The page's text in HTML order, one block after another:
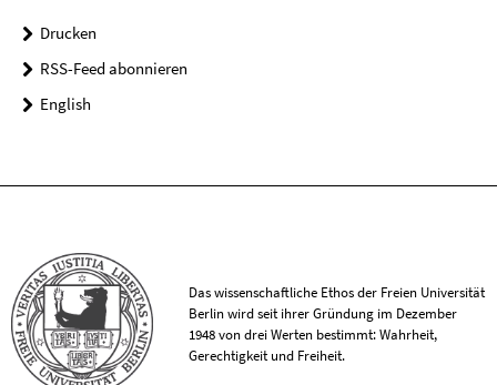
Drucken
RSS-Feed abonnieren
English
Das wissenschaftliche Ethos der Freien Universität
Berlin wird seit ihrer Gründung im Dezember
1948 von drei Werten bestimmt: Wahrheit,
Gerechtigkeit und Freiheit.